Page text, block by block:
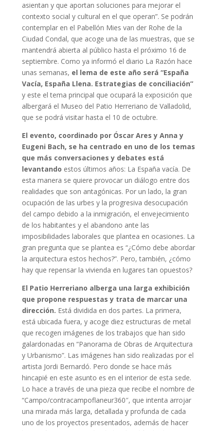
asientan y que aportan soluciones para mejorar el
contexto social y cultural en el que operan”. Se podrán
contemplar en el Pabellón Mies van der Rohe de la
Ciudad Condal, que acoge una de las muestras, que se
mantendrá abierta al público hasta el próximo 16 de
septiembre. Como ya informó el diario La Razón hace
unas semanas, el lema de este año será “España
Vacía, España Llena. Estrategias de conciliación”
y este el tema principal que ocupará la exposición que
albergará el Museo del Patio Herreriano de Valladolid,
que se podrá visitar hasta el 10 de octubre.
El evento, coordinado por Óscar Ares y Anna y
Eugeni Bach, se ha centrado en uno de los temas
que más conversaciones y debates está
levantando estos últimos años: La España vacía. De
esta manera se quiere provocar un diálogo entre dos
realidades que son antagónicas. Por un lado, la gran
ocupación de las urbes y la progresiva desocupación
del campo debido a la inmigración, el envejecimiento
de los habitantes y el abandono ante las
imposibilidades laborales que plantea en ocasiones. La
gran pregunta que se plantea es “¿Cómo debe abordar
la arquitectura estos hechos?”. Pero, también, ¿cómo
hay que repensar la vivienda en lugares tan opuestos?
El Patio Herreriano alberga una larga exhibición
que propone respuestas y trata de marcar una
dirección. Está dividida en dos partes. La primera,
está ubicada fuera, y acoge diez estructuras de metal
que recogen imágenes de los trabajos que han sido
galardonadas en “Panorama de Obras de Arquitectura
y Urbanismo”. Las imágenes han sido realizadas por el
artista Jordi Bernardó. Pero donde se hace más
hincapié en este asunto es en el interior de esta sede.
Lo hace a través de una pieza que recibe el nombre de
“Campo/contracampoflaneur360″, que intenta arrojar
una mirada más larga, detallada y profunda de cada
uno de los proyectos presentados, además de hacer